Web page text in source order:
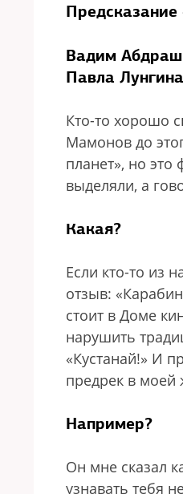
Предсказание
Вадим
Павла
Кто-то хорошо
Мамонов до
планет», но
выделяли, а
Какая?
Если кто-то из
отзыв:
стоит в Доме
нарушить
«Кустанай!» И
предрек в моей
Например?
Он мне сказал
узнавать тебя